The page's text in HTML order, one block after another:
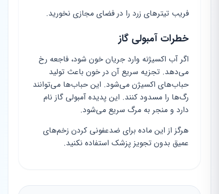
فریب تیترهای زرد را در فضای مجازی نخورید.
خطرات آمبولی گاز
اگر آب اکسیژنه وارد جریان خون شود، فاجعه رخ
می‌دهد. تجزیه سریع آن در خون باعث تولید
حباب‌های اکسیژن می‌شود. این حباب‌ها می‌توانند
رگ‌ها را مسدود کنند. این پدیده آمبولی گاز نام
دارد و منجر به مرگ سریع می‌شود.
هرگز از این ماده برای ضدعفونی کردن زخم‌های
عمیق بدون تجویز پزشک استفاده نکنید.